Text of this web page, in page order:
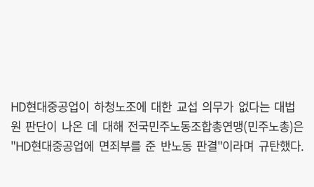
HD현대중공업이 하청노조에 대한 교섭 의무가 없다는 대법
원 판단이 나온 데 대해 전국민주노동조합총연맹(민주노총)은
"HD현대중공업에 면죄부를 준 반노동 판결"이라며 규탄했다.